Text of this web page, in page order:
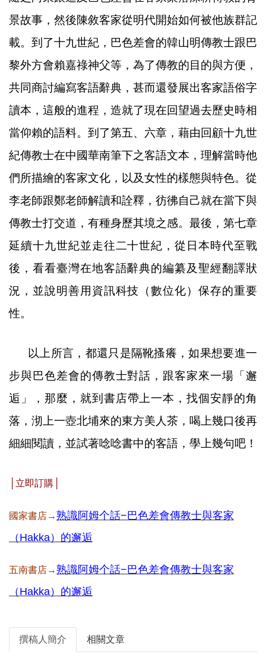
景故事，然後陳敘客家從明代開始如何被他族群記
載。到了十九世紀，巴色差會的韓山明傳教士跟巴
黎外方會賴嘉祿神父等，為了傳教的目的與方便，
共同商討編寫客語辭典，甚而還發展出客家語俗字
讀本，這般的進程，造就了現在回望過去歷史時相
當仰賴的語料。到了第五、六章，藉由回顧十九世
紀傳教士在中國華南筆下之客語文本，理解當時他
們所描繪的客家文化，以及女性的樣態與特色。從
李老師跟鄭老師解讀和詮釋，彷彿自己就在當下與
傳教士打交道，有種身歷其境之感。最後，第七章
延續十九世紀並走往二十世紀，從日本時代至戰
後，看看臺灣在地客語辭典的編纂及聖經翻譯狀
況，並說明善用資訊科技（數位化）保存的重要
性。
以上所言，都還只是隔靴搔癢，如果想要進一
步與巴色差會的傳教士對話，跟客家來一場 「邂
逅 」
，那麼，就到書店帶上一本，找個安靜的角
落，沏上一壺北埔來的東方美人茶，喝上幾口後再
細細閱讀，並試著唸唸書中的客語，學上幾句吧！
│立即訂購│
國家書店→熟識阿姆个話−巴色差會傳教士與客家
（Hakka）的邂逅
五南書店→熟識阿姆个話−巴色差會傳教士與客家
（Hakka）的邂逅
撰稿人簡介 相關文章